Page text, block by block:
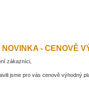
NOVINKA - CENOVĚ
zákazníci,
jsme pro vás cenově výhodný